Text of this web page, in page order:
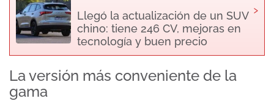
Llegó la actualización de un SUV
chino: tiene 246 CV, mejoras en
tecnología y buen precio
›
La versión más conveniente de la
gama